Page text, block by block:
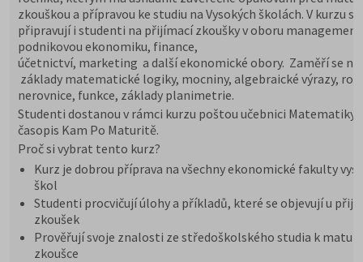
zkouškou a přípravou ke studiu na Vysokých školách. V kurzu se
připravují i studenti na přijímací zkoušky v oboru
podnikovou ekonomiku, finance,
účetnictví, marketing a další ekonomické obory. Zaměří se na
základy matematické logiky, mocniny, algebraické výrazy,
nerovnice, funkce, základy planimetrie.
Studenti dostanou v rámci kurzu poštou učebnici Matematiky
časopis Kam Po Maturitě.
Proč si vybrat tento kurz?
Kurz je dobrou příprava na všechny ekonomické fakulty
škol
Studenti procvičují úlohy a příkladů, které se objevují u
zkoušek
Prověřují svoje znalosti ze středoškolského studia k
zkoušce